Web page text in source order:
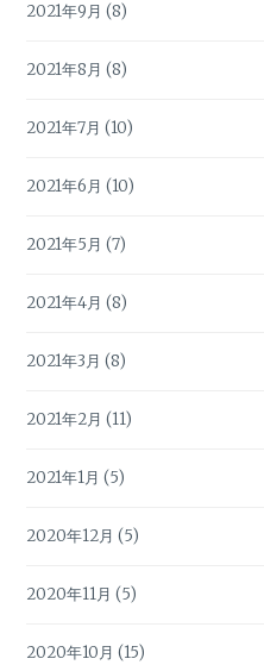
2021年9月 (8)
2021年8月 (8)
2021年7月 (10)
2021年6月 (10)
2021年5月 (7)
2021年4月 (8)
2021年3月 (8)
2021年2月 (11)
2021年1月 (5)
2020年12月 (5)
2020年11月 (5)
2020年10月 (15)